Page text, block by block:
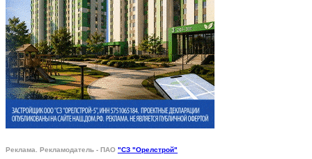
Реклама. Рекламодатель - ПАО "СЗ "Орелстрой"